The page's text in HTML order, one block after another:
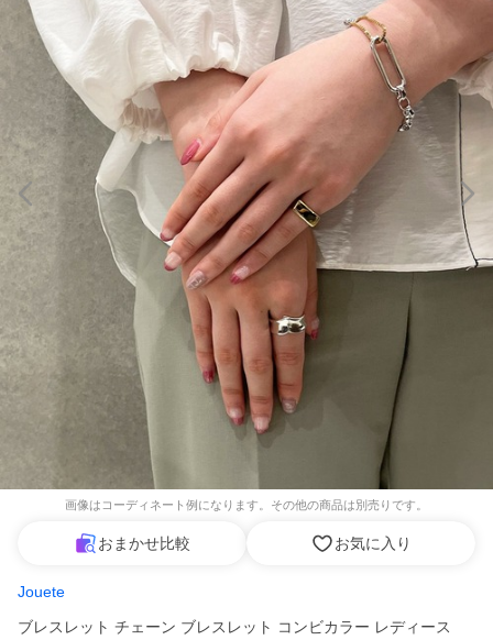
画像はコーディネート例になります。その他の商品は別売りです。
おまかせ比較 お気に入り
Jouete
ブレスレット チェーン ブレスレット コンビカラー レディース